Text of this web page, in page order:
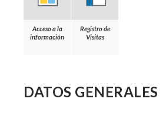
Acceso a la
información
Registro de
Visitas
DATOS GENERALES